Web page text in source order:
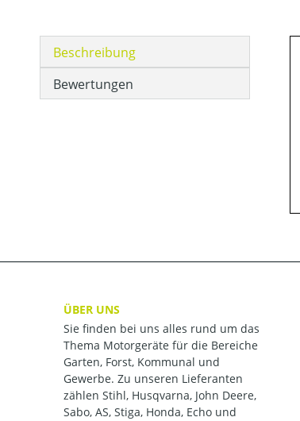
Beschreibung
Bewertungen
ÜBER UNS
Sie finden bei uns alles rund um das
Thema Motorgeräte für die Bereiche
Garten, Forst, Kommunal und
Gewerbe. Zu unseren Lieferanten
zählen Stihl, Husqvarna, John Deere,
Sabo, AS, Stiga, Honda, Echo und